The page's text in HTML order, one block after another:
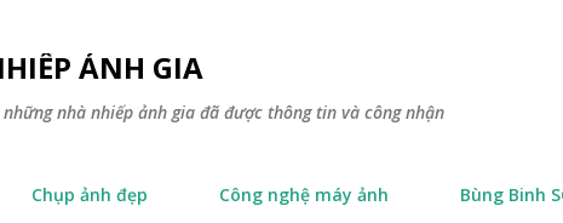
ẢNH GIA
nhà nhiếp ảnh gia đã được thông tin và công nhận
Chụp ảnh đẹp Công nghệ máy ảnh Bùng Binh